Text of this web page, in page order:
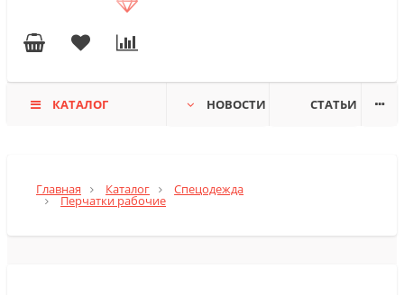
КАТАЛОГ НОВОСТИ СТАТЬИ
Главная Каталог Спецодежда
Перчатки рабочие